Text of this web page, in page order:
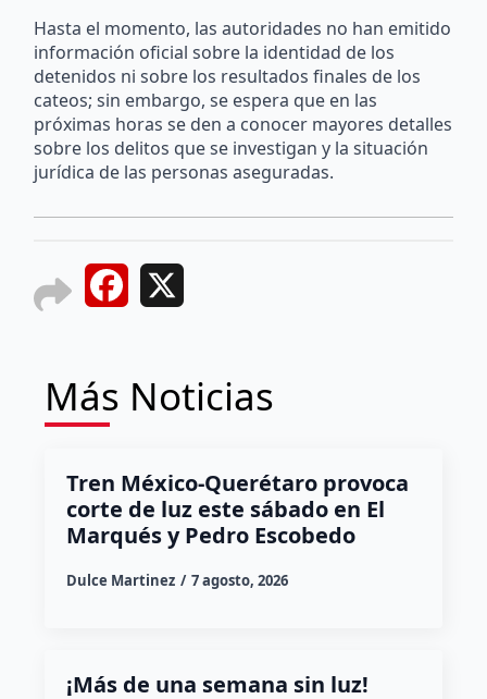
Hasta el momento, las autoridades no han emitido
información oficial sobre la identidad de los
detenidos ni sobre los resultados finales de los
cateos; sin embargo, se espera que en las
próximas horas se den a conocer mayores detalles
sobre los delitos que se investigan y la situación
jurídica de las personas aseguradas.
Facebook
Más Noticias
Tren México-Querétaro provoca
corte de luz este sábado en El
Marqués y Pedro Escobedo
Dulce Martinez 7 agosto, 2026
¡Más de una semana sin luz!